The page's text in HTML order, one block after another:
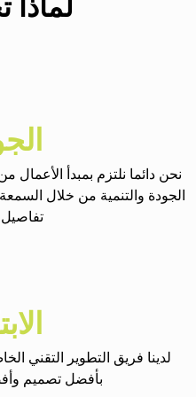
نحن دائما نلتزم بمبدأ الأعمال
الجودة والتنمية من خلال
تفاصيل
لدينا فريق التطوير التقني
بأفضل تصميم